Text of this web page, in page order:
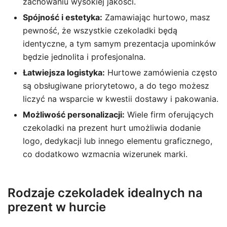
Spójność i estetyka: Zamawiając hurtowo, masz
pewność, że wszystkie czekoladki będą
identyczne, a tym samym prezentacja upominków
będzie jednolita i profesjonalna.
Łatwiejsza logistyka: Hurtowe zamówienia często
są obsługiwane priorytetowo, a do tego możesz
liczyć na wsparcie w kwestii dostawy i pakowania.
Możliwość personalizacji: Wiele firm oferujących
czekoladki na prezent hurt umożliwia dodanie
logo, dedykacji lub innego elementu graficznego,
co dodatkowo wzmacnia wizerunek marki.
Rodzaje czekoladek idealnych na
prezent w hurcie